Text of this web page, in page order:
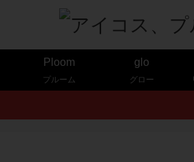
Ploom
プルーム
glo
グロー